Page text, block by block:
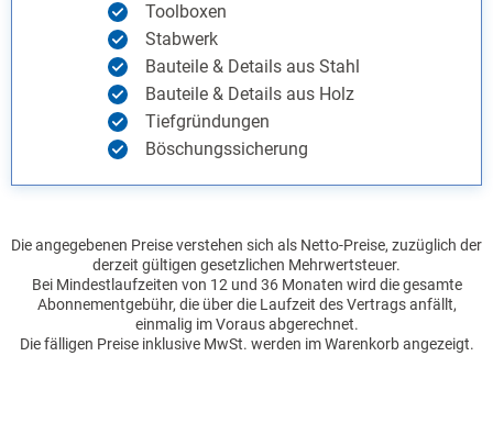
Toolboxen
Stabwerk
Bauteile & Details aus Stahl
Bauteile & Details aus Holz
Tiefgründungen
Böschungssicherung
Die angegebenen Preise verstehen sich als Netto-Preise, zuzüglich der
derzeit gültigen gesetzlichen Mehrwertsteuer.
Bei Mindestlaufzeiten von 12 und 36 Monaten wird die gesamte
Abonnementgebühr, die über die Laufzeit des Vertrags anfällt,
einmalig im Voraus abgerechnet.
Die fälligen Preise inklusive MwSt. werden im Warenkorb angezeigt.